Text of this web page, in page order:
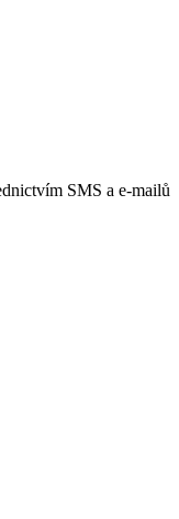
SMS a e-mailů